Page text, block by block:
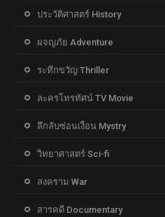
ประวัติศาสตร์ History
ผจญภัย Adventure
ระทึกขวัญ Thriller
ละครโทรทัศน์ TV Movie
ลึกลับซ่อนเงื่อน Mystry
วิทยาศาสตร์ Sci-fi
สงคราม War
สารคดี Documentary